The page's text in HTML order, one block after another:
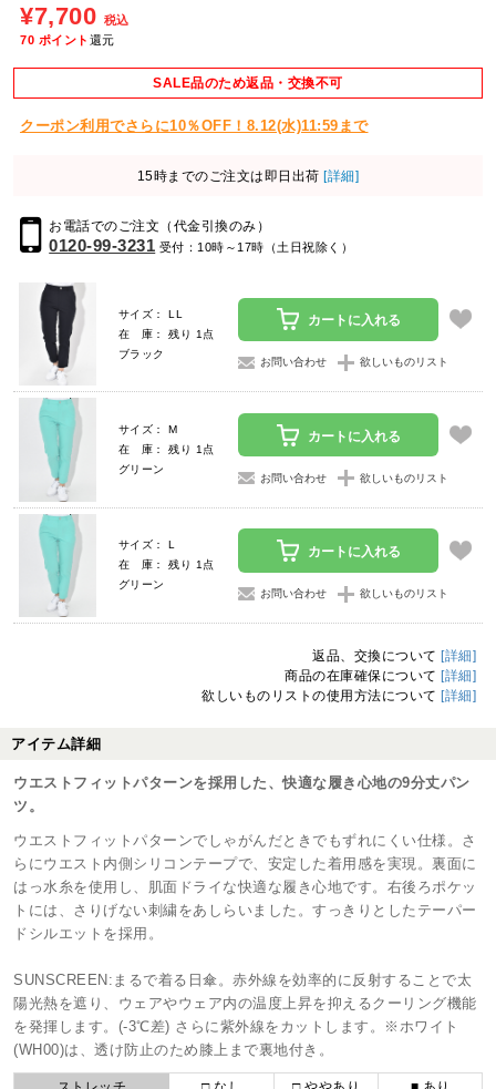
¥7,700 税込
70 ポイント 還元
SALE品のため返品・交換不可
クーポン利用でさらに10％OFF！8.12(水)11:59まで
15時までのご注文は即日出荷 [詳細]
お電話でのご注文（代金引換のみ）
0120-99-3231 受付：10時～17時（土日祝除く）
サイズ： LL
在 庫： 残り 1点
ブラック
カートに入れる
お問い合わせ 欲しいものリスト
サイズ： M
在 庫： 残り 1点
グリーン
カートに入れる
お問い合わせ 欲しいものリスト
サイズ： L
在 庫： 残り 1点
グリーン
カートに入れる
お問い合わせ 欲しいものリスト
返品、交換について [詳細]
商品の在庫確保について [詳細]
欲しいものリストの使用方法について [詳細]
アイテム詳細
ウエストフィットパターンを採用した、快適な履き心地の9分丈パン
ツ。
ウエストフィットパターンでしゃがんだときでもずれにくい仕様。さ
らにウエスト内側シリコンテープで、安定した着用感を実現。裏面に
はっ水糸を使用し、肌面ドライな快適な履き心地です。右後ろポケッ
トには、さりげない刺繍をあしらいました。すっきりとしたテーパー
ドシルエットを採用。
SUNSCREEN:まるで着る日傘。赤外線を効率的に反射することで太
陽光熱を遮り、ウェアやウェア内の温度上昇を抑えるクーリング機能
を発揮します。(-3℃差) さらに紫外線をカットします。※ホワイト
(WH00)は、透け防止のため膝上まで裏地付き。